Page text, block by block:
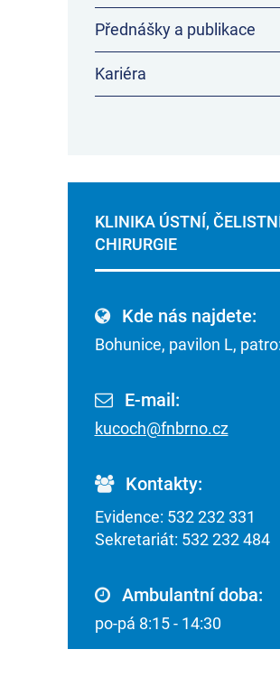
Přednášky a publikace
Kariéra
KLINIKA ÚSTNÍ,
CHIRURGIE
Kde nás najdete:
Bohunice, pavilon L,
E-mail:
kucoch@fnbrno.cz
Kontakty:
Evidence: 532 232 331
Sekretariát: 532 232 484
Ambulantní doba:
po-pá 8:15 - 14:30